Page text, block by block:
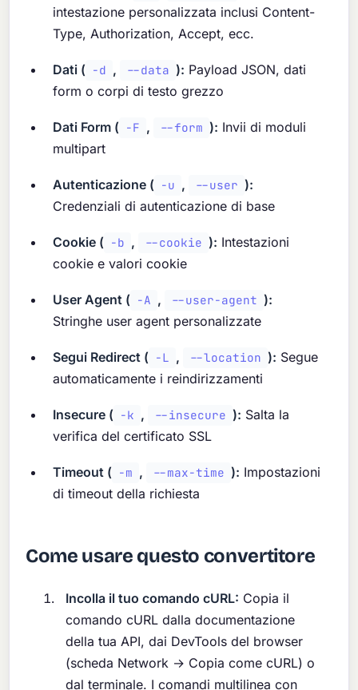
intestazione personalizzata inclusi Content-
Type, Authorization, Accept, ecc.
Dati ( -d , --data ): Payload JSON, dati
form o corpi di testo grezzo
Dati Form ( -F , --form ): Invii di moduli
multipart
Autenticazione ( -u , --user ):
Credenziali di autenticazione di base
Cookie ( -b , --cookie ): Intestazioni
cookie e valori cookie
User Agent ( -A , --user-agent ):
Stringhe user agent personalizzate
Segui Redirect ( -L , --location ): Segue
automaticamente i reindirizzamenti
Insecure ( -k , --insecure ): Salta la
verifica del certificato SSL
Timeout ( -m , --max-time ): Impostazioni
di timeout della richiesta
Come usare questo convertitore
Incolla il tuo comando cURL: Copia il
comando cURL dalla documentazione
della tua API, dai DevTools del browser
(scheda Network → Copia come cURL) o
dal terminale. I comandi multilinea con